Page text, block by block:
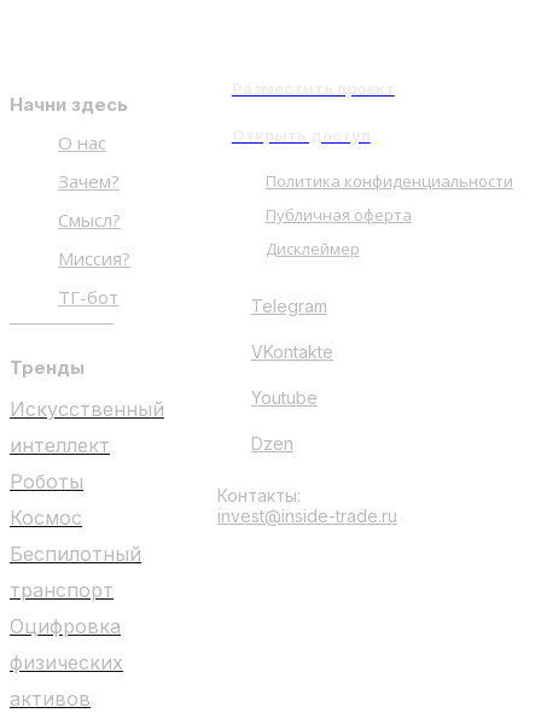
Начни здесь
О нас
Зачем?
Смысл?
Миссия?
ТГ-бот
Тренды
Искусственный
интеллект
Роботы
Космос
Беспилотный
транспорт
Оцифровка
физических
активов
Политика конфиденциальности
Публичная оферта
Дисклеймер
Telegram
VKontakte
Youtube
Dzen
Контакты:
invest@inside-trade.ru